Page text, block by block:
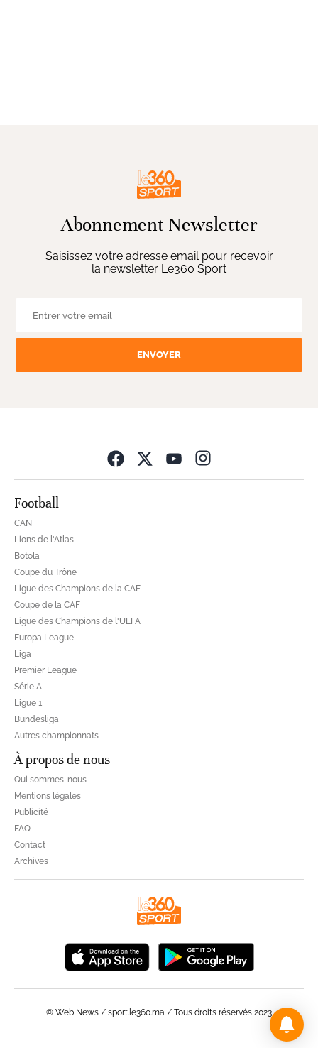
Abonnement Newsletter
Saisissez votre adresse email pour recevoir
la newsletter Le360 Sport
ENVOYER
Football
CAN
Lions de l'Atlas
Botola
Coupe du Trône
Ligue des Champions de la CAF
Coupe de la CAF
Ligue des Champions de l'UEFA
Europa League
Liga
Premier League
Série A
Ligue 1
Bundesliga
Autres championnats
À propos de nous
Qui sommes-nous
Mentions légales
Publicité
FAQ
Contact
Archives
© Web News / sport.le360.ma / Tous droits réservés 2023